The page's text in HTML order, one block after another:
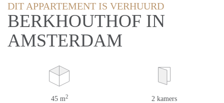
DIT APPARTEMENT IS VERHUURD
BERKHOUTHOF IN
AMSTERDAM
45 m2 2 kamers